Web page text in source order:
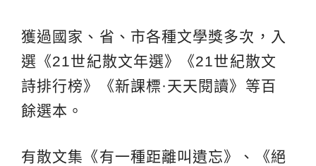
獲過國家、省、市各種文學獎多次，入
選《21世紀散文年選》《21世紀散文
詩排行榜》《新課標·天天閱讀》等百
餘選本。
有散文集《有一種距離叫遺忘》、《絕